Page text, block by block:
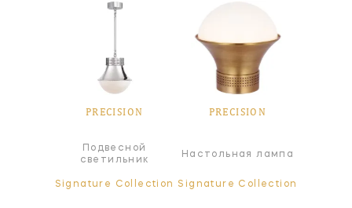
PRECISION
Подвесной
светильник
Signature Collection
PRECISION
Настольная лампа
Signature Collection